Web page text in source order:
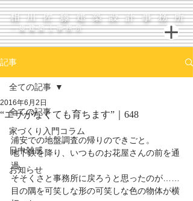
相川佐藤建築設計事務所
一級建築士事務所
記事
全ての記事
家づくり入門コラム
日中雑感
お知らせ
全ての記事
“エサがなくても育ちます”｜648
2016年6月2日
浦安での地盤調査の帰りのできごと。
地下鉄を降り、いつものお花屋さんの前を通
過。
そそくさと事務所に戻ろうと思ったのが……
目の隅を可笑しな形の可笑しな色の物体が横